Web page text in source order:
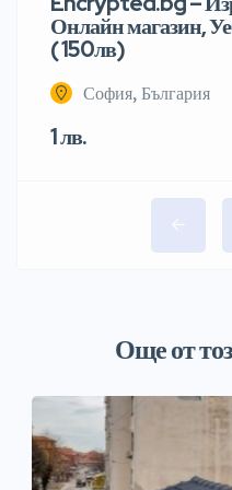
Онлайн магазин,
( 150лв)
София, България
1 лв.
Още от